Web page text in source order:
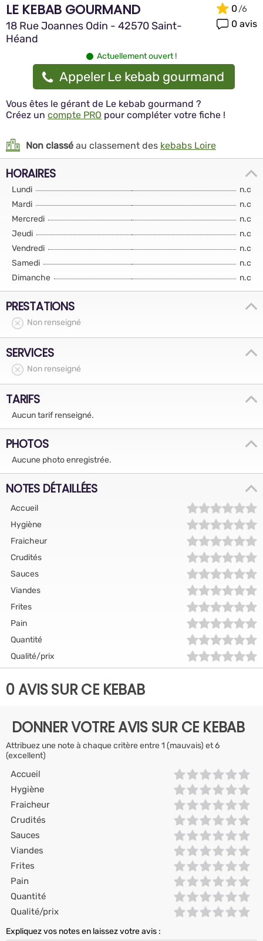
LE KEBAB GOURMAND
18 Rue Joannes Odin - 42570 Saint-
Héand
0
0 avis
Actuellement ouvert !
Appeler Le kebab gourmand
Vous êtes le gérant de Le kebab gourmand ?
Créez un compte PRO pour compléter votre fiche !
Non classé au classement des kebabs Loire
HORAIRES
Lundi
n.c
Mardi
n.c
Mercredi
n.c
Jeudi
n.c
Vendredi
n.c
Samedi
n.c
Dimanche
n.c
PRESTATIONS
Non renseigné
SERVICES
Non renseigné
TARIFS
Aucun tarif renseigné.
PHOTOS
Aucune photo enregistrée.
NOTES DÉTAILLÉES
Accueil
Hygiène
Fraicheur
Crudités
Sauces
Viandes
Frites
Pain
Quantité
Qualité/prix
0 AVIS SUR CE KEBAB
DONNER VOTRE AVIS SUR CE KEBAB
Attribuez une note à chaque critère entre 1 (mauvais) et 6
(excellent)
Accueil
Hygiène
Fraicheur
Crudités
Sauces
Viandes
Frites
Pain
Quantité
Qualité/prix
Expliquez vos notes en laissez votre avis :